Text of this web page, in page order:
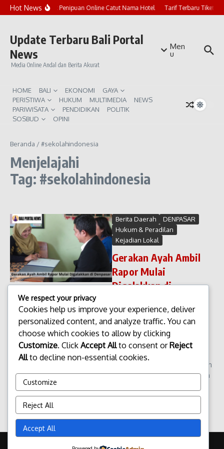
Lewati ke konten
Hot NewsMarak Penipuan Online Catut Nama Hotel Tarif Terbaru Tiket
Update Terbaru Bali Portal
News
Media Online Andal dan Berita Akurat
Men
u
HOME BALI EKONOMI
GAYA
PERISTIWA
HUKUM MULTIMEDIA
NEWS
PARIWISATA
PENDIDIKAN
POLITIK
SOSBUD
OPINI
Beranda /#sekolahindonesia
Menjelajahi
Tag: #sekolahindonesia
Berita Daerah
DENPASAR
Hukum & Peradilan
Kejadian Lokal
Gerakan Ayah Ambil
Rapor Mulai
Digalakkan di
Gerakan Ayah Ambil Rapor
Mulai Digalakkan di Denpasar
Pemerintah Kota Denpasar
mulai menggalakkan Gerakan
Ayah Ambil Rapor sebagai
upaya mendorong keterlibatan
ayah dalam proses pendidikan
admin Februari 11, 2026
Read More
Copyright © 2026 Update Terbaru Bali Portal News | Powered by
We respect your privacy
Cookies help us improve your experience, deliver
personalized content, and analyze traffic. You can
choose which cookies to allow by clicking
Customize. Click Accept Allto consent orReject
Allto decline non-essential cookies.
Customize
Reject All
Accept All